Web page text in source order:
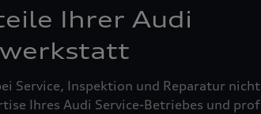
Ihrer Audi
Service, Inspektion und Reparatur
Ihres Audi Service-Betriebes und